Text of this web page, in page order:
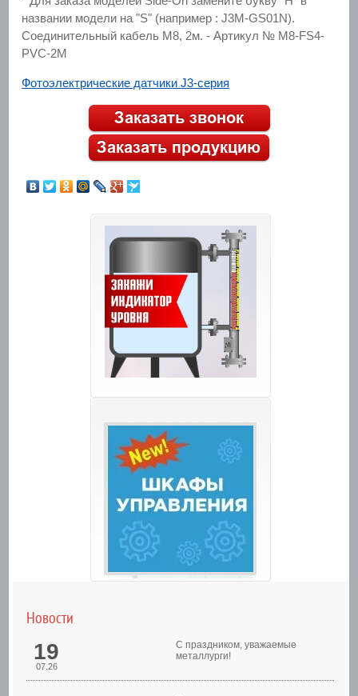
названии модели на "S" (например : J3M-GS01N).
Соединительный кабель М8, 2м. - Артикул № M8-FS4-
PVC-2M
Фотоэлектрические датчики J3-серия
Новости
19
07.26
С праздником, уважаемые
металлурги!